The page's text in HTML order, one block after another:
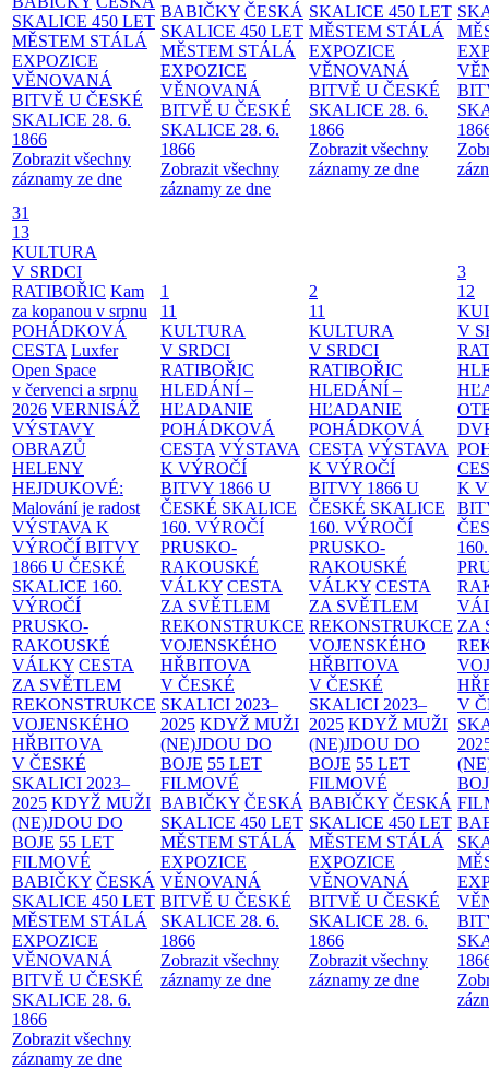
SKALICE 450 LET
MĚSTEM STÁLÁ
EXPOZICE
VĚNOVANÁ
BITVĚ U ČESKÉ
SKALICE 28. 6.
1866
Zobrazit všechny
záznamy ze dne
BABIČKY ČESKÁ
SKALICE 450 LET
MĚSTEM STÁLÁ
EXPOZICE
VĚNOVANÁ
BITVĚ U ČESKÉ
SKALICE 28. 6.
1866
Zobrazit všechny
záznamy ze dne
SKALICE 450 LET
MĚSTEM STÁLÁ
EXPOZICE
VĚNOVANÁ
BITVĚ U ČESKÉ
SKALICE 28. 6.
1866
Zobrazit všechny
záznamy ze dne
31
13
KULTURA
V SRDCI
RATIBOŘIC Kam
za kopanou v srpnu
POHÁDKOVÁ
CESTA Luxfer
Open Space
v červenci a srpnu
2026 VERNISÁŽ
VÝSTAVY
OBRAZŮ
HELENY
HEJDUKOVÉ:
Malování je radost
VÝSTAVA K
VÝROČÍ BITVY
1866 U ČESKÉ
SKALICE 160.
VÝROČÍ
PRUSKO-
RAKOUSKÉ
VÁLKY CESTA
ZA SVĚTLEM
REKONSTRUKCE
VOJENSKÉHO
HŘBITOVA
V ČESKÉ
SKALICI 2023–
2025 KDYŽ MUŽI
(NE)JDOU DO
BOJE 55 LET
FILMOVÉ
BABIČKY ČESKÁ
SKALICE 450 LET
MĚSTEM STÁLÁ
EXPOZICE
VĚNOVANÁ
BITVĚ U ČESKÉ
SKALICE 28. 6.
1866
Zobrazit všechny
záznamy ze dne
1
11
KULTURA
V SRDCI
RATIBOŘIC
HLEDÁNÍ –
HĽADANIE
POHÁDKOVÁ
CESTA VÝSTAVA
K VÝROČÍ
BITVY 1866 U
ČESKÉ SKALICE
160. VÝROČÍ
PRUSKO-
RAKOUSKÉ
VÁLKY CESTA
ZA SVĚTLEM
REKONSTRUKCE
VOJENSKÉHO
HŘBITOVA
V ČESKÉ
SKALICI 2023–
2025 KDYŽ MUŽI
(NE)JDOU DO
BOJE 55 LET
FILMOVÉ
BABIČKY ČESKÁ
SKALICE 450 LET
MĚSTEM STÁLÁ
EXPOZICE
VĚNOVANÁ
BITVĚ U ČESKÉ
SKALICE 28. 6.
1866
Zobrazit všechny
záznamy ze dne
2
11
KULTURA
V SRDCI
RATIBOŘIC
HLEDÁNÍ –
HĽADANIE
POHÁDKOVÁ
CESTA VÝSTAVA
K VÝROČÍ
BITVY 1866 U
ČESKÉ SKALICE
160. VÝROČÍ
PRUSKO-
RAKOUSKÉ
VÁLKY CESTA
ZA SVĚTLEM
REKONSTRUKCE
VOJENSKÉHO
HŘBITOVA
V ČESKÉ
SKALICI 2023–
2025 KDYŽ MUŽI
(NE)JDOU DO
BOJE 55 LET
FILMOVÉ
BABIČKY ČESKÁ
SKALICE 450 LET
MĚSTEM STÁLÁ
EXPOZICE
VĚNOVANÁ
BITVĚ U ČESKÉ
SKALICE 28. 6.
1866
Zobrazit všechny
záznamy ze dne
3
12
V
K
ZA
V